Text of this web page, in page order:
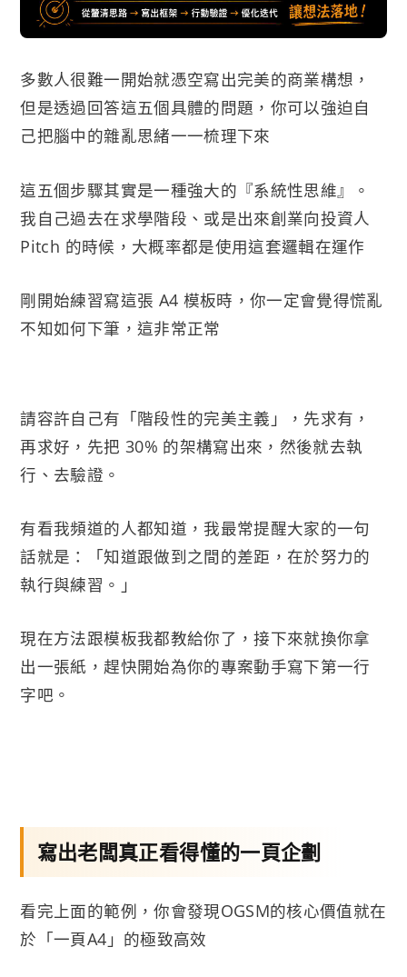
多數人很難一開始就憑空寫出完美的商業構想，
但是透過回答這五個具體的問題，你可以強迫自
己把腦中的雜亂思緒一一梳理下來
這五個步驟其實是一種強大的『系統性思維』。
我自己過去在求學階段、或是出來創業向投資人
Pitch 的時候，大概率都是使用這套邏輯在運作
剛開始練習寫這張 A4 模板時，你一定會覺得慌亂
不知如何下筆，這非常正常
請容許自己有「階段性的完美主義」，先求有，
再求好，先把 30% 的架構寫出來，然後就去執
行、去驗證。
有看我頻道的人都知道，我最常提醒大家的一句
話就是：「知道跟做到之間的差距，在於努力的
執行與練習。」
現在方法跟模板我都教給你了，接下來就換你拿
出一張紙，趕快開始為你的專案動手寫下第一行
字吧。
寫出老闆真正看得懂的一頁企劃
看完上面的範例，你會發現OGSM的核心價值就在
於「一頁A4」的極致高效